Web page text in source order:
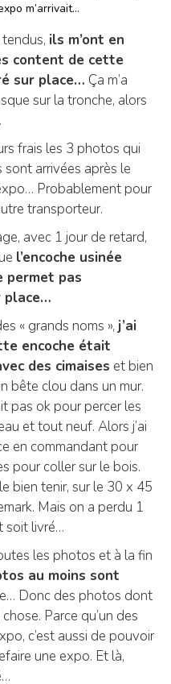
m’arrivait…
ils m’ont en
content de cette
sur place… Ça m’a
sur la tronche, alors
frais les 3 photos qui
arrivées après le
Probablement pour
transporteur.
avec 1 jour de retard,
l’encoche usinée
permet pas
place…
« grands noms », j’ai
encoche était
des cimaises et bien
bête clou dans un mur.
pas ok pour percer les
et tout neuf. Alors j’ai
en commandant pour
pour coller sur le bois.
bien tenir, sur le 30 x 45
Mais on a perdu 1
soit livré…
les photos et à la fin
au moins sont
Donc des photos dont
Parce qu’un des
c’est aussi de pouvoir
une expo. Et là,